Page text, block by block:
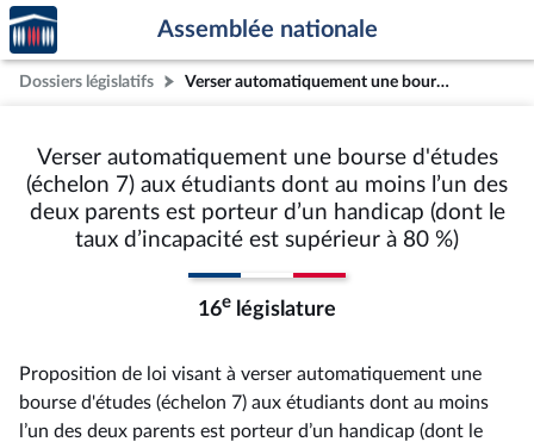
Aller au contenu
Aller en bas de la page
Accèder
à la
page
d'accueil
Assemblée nationale
Dossiers législatifs Verser automatiquement une bourse d'études (échelon 7) aux étudiants dont au moins l’un des deux parents est porteur d’un handicap (dont le taux d’incapacité est supérieur à 80 %)
Verser automatiquement une bourse d'études
(échelon 7) aux étudiants dont au moins l’un des
deux parents est porteur d’un handicap (dont le
taux d’incapacité est supérieur à 80 %)
16e législature
Proposition de loi visant à verser automatiquement une
bourse d'études (échelon 7) aux étudiants dont au moins
l’un des deux parents est porteur d’un handicap (dont le